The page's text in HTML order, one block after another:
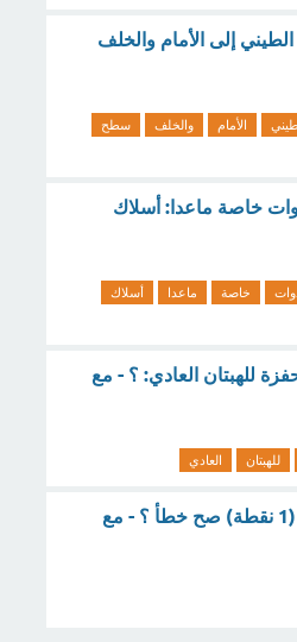
إلى الأمام والخلف
الأمام والخلف
سطح
خاصة ماعدا: أسلاك
خاصة ماعدا
أسلاك
للهبتان العادي: ؟ - مع
للهبتان العادي
.من أساليب التشكيل على الخشب وتزيينه بالقشرة الخشبية (1 نقطة) صح خطأ ؟ - مع